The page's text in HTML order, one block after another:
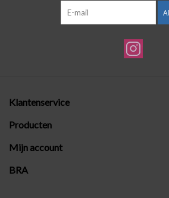
Cadeaubonnen
Klantenservice
Producten
Mijn account
BRA